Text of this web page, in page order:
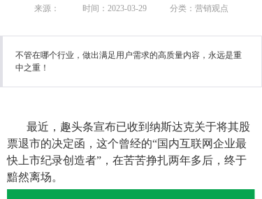
产品
服务
资讯
我们
来源： 时间：2023-03-29 分类：营销观点
不管在哪个行业，做出满足用户需求的高质量内容，永远是重
中之重！
最近，趣头条宣布已收到纳斯达克关于将其股
票退市的决定函，这个曾经的“国内互联网企业最
快上市纪录创造者”，在苦苦挣扎两年多后，终于
黯然离场。